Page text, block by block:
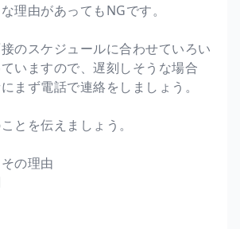
理由があってもNGです。
のスケジュールに合わせていろい
いますので、遅刻しそうな場合
まず電話で連絡をしましょう。
とを伝えましょう。
の理由